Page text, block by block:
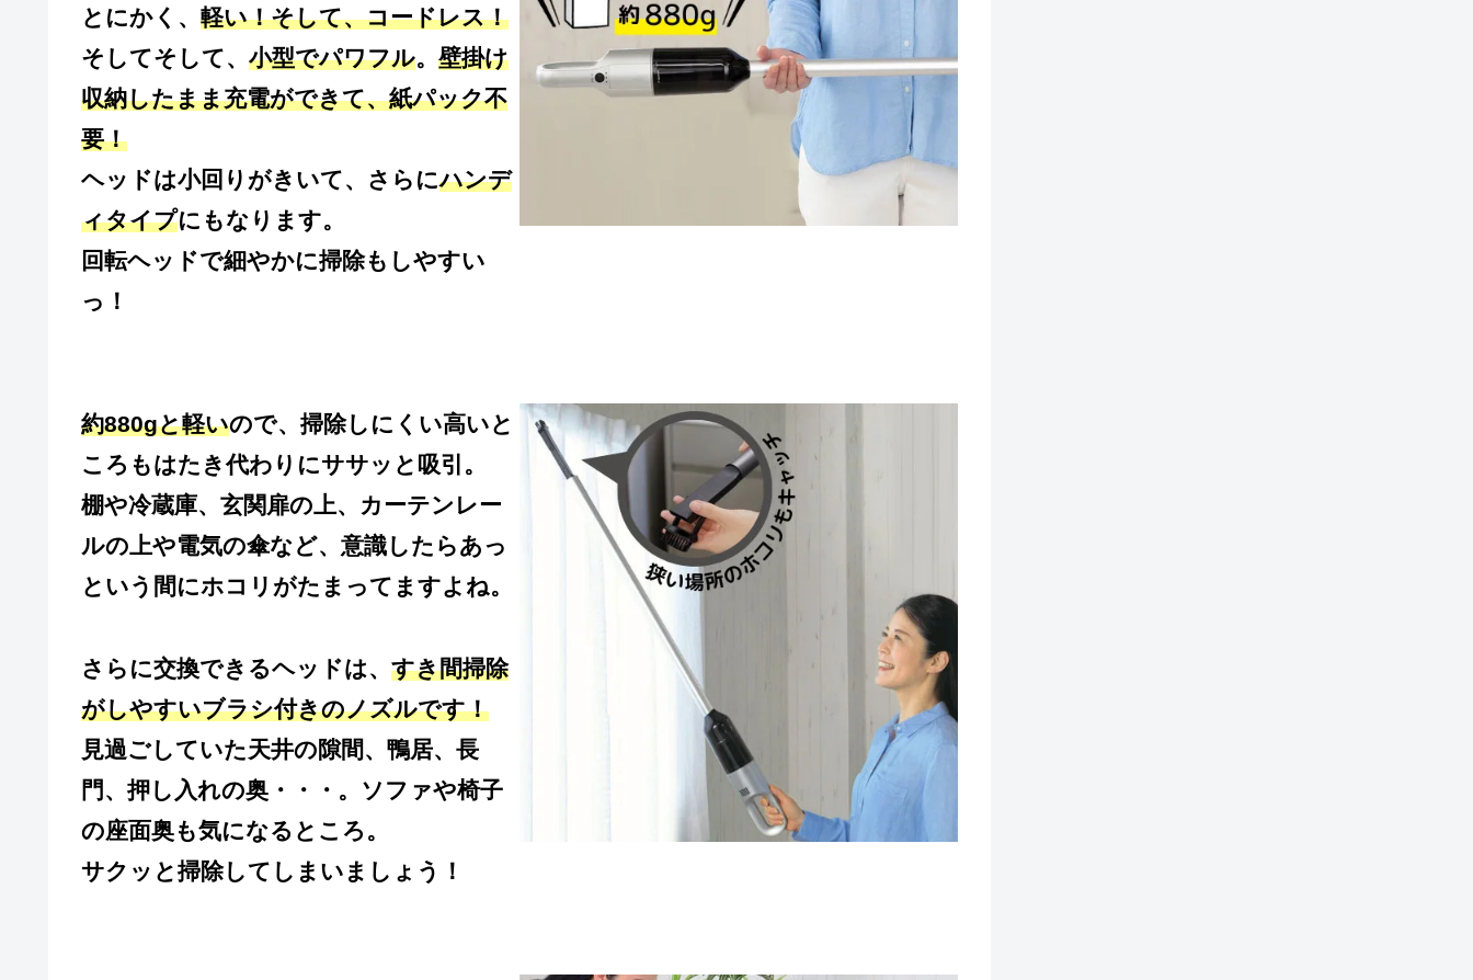
とにかく、 軽い！そして、コードレス！
そしてそして、 小型でパワフル。 壁掛け
収納したまま充電ができて、紙パック不
要！
ヘッドは小回りがきいて、さらにハンデ
ィタイプにもなります。
回転ヘッドで細やかに掃除もしやすい
っ！
約880gと軽いので、掃除しにくい高いと
ころもはたき代わりにササッと吸引。
棚や冷蔵庫、玄関扉の上、カーテンレー
ルの上や電気の傘など、意識したらあっ
という間にホコリがたまってますよね。
さらに交換できるヘッドは、 すき間掃除
がしやすいブラシ付きのノズルです！
見過ごしていた天井の隙間、鴨居、長
門、押し入れの奥・・・。ソファや椅子
の座面奥も気になるところ。
サクッと掃除してしまいましょう！